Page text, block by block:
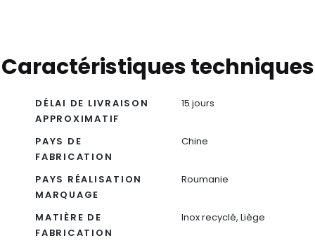
Caractéristiques techniques
DÉLAI DE LIVRAISON
APPROXIMATIF
15 jours
PAYS DE
FABRICATION
Chine
PAYS RÉALISATION
MARQUAGE
Roumanie
MATIÈRE DE
FABRICATION
Inox recyclé, Liège